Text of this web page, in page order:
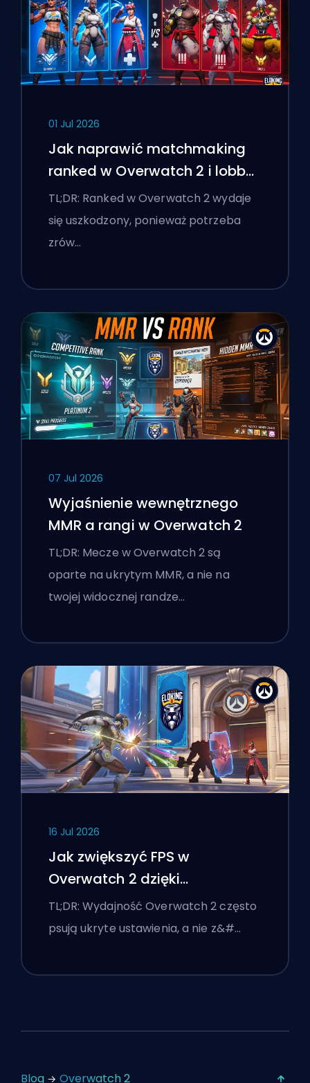
01 Jul 2026
Jak naprawić matchmaking
ranked w Overwatch 2 i lobby
'stomp'
TL;DR: Ranked w Overwatch 2 wydaje
się uszkodzony, ponieważ potrzeba
zrów…
07 Jul 2026
Wyjaśnienie wewnętrznego
MMR a rangi w Overwatch 2
TL;DR: Mecze w Overwatch 2 są
oparte na ukrytym MMR, a nie na
twojej widocznej randze…
16 Jul 2026
Jak zwiększyć FPS w
Overwatch 2 dzięki
najlepszym ustawieniom
TL;DR: Wydajność Overwatch 2 często
psują ukryte ustawienia, a nie z&#…
Blog Overwatch 2